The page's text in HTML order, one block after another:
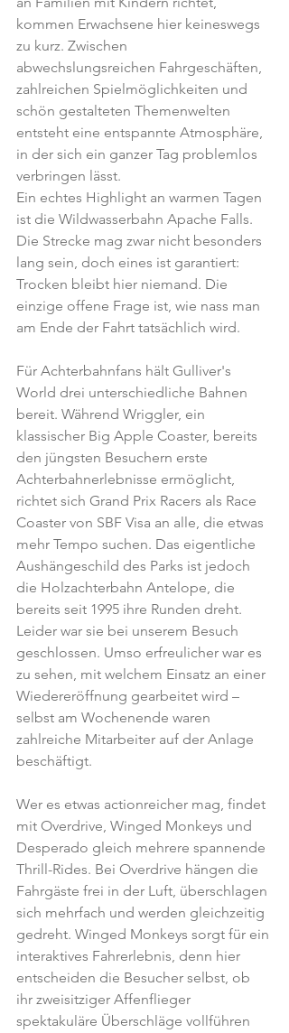
kommen Erwachsene hier keineswegs
zu kurz. Zwischen
abwechslungsreichen Fahrgeschäften,
zahlreichen Spielmöglichkeiten und
schön gestalteten Themenwelten
entsteht eine entspannte Atmosphäre,
in der sich ein ganzer Tag problemlos
verbringen lässt.
Ein echtes Highlight an warmen Tagen
ist die Wildwasserbahn Apache Falls.
Die Strecke mag zwar nicht besonders
lang sein, doch eines ist garantiert:
Trocken bleibt hier niemand. Die
einzige offene Frage ist, wie nass man
am Ende der Fahrt tatsächlich wird.
Für Achterbahnfans hält Gulliver's
World drei unterschiedliche Bahnen
bereit. Während Wriggler, ein
klassischer Big Apple Coaster, bereits
den jüngsten Besuchern erste
Achterbahnerlebnisse ermöglicht,
richtet sich Grand Prix Racers als Race
Coaster von SBF Visa an alle, die etwas
mehr Tempo suchen. Das eigentliche
Aushängeschild des Parks ist jedoch
die Holzachterbahn Antelope, die
bereits seit 1995 ihre Runden dreht.
Leider war sie bei unserem Besuch
geschlossen. Umso erfreulicher war es
zu sehen, mit welchem Einsatz an einer
Wiedereröffnung gearbeitet wird –
selbst am Wochenende waren
zahlreiche Mitarbeiter auf der Anlage
beschäftigt.
Wer es etwas actionreicher mag, findet
mit Overdrive, Winged Monkeys und
Desperado gleich mehrere spannende
Thrill-Rides. Bei Overdrive hängen die
Fahrgäste frei in der Luft, überschlagen
sich mehrfach und werden gleichzeitig
gedreht. Winged Monkeys sorgt für ein
interaktives Fahrerlebnis, denn hier
entscheiden die Besucher selbst, ob
ihr zweisitziger Affenflieger
spektakuläre Überschläge vollführen